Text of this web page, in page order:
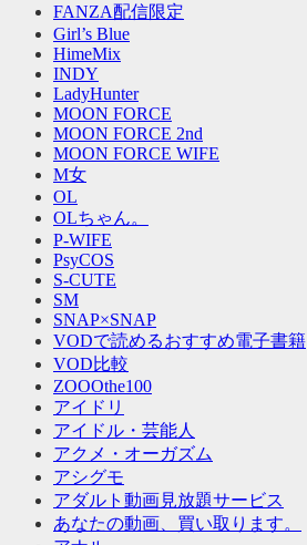
FANZA配信限定
Girl’s Blue
HimeMix
INDY
LadyHunter
MOON FORCE
MOON FORCE 2nd
MOON FORCE WIFE
M女
OL
OLちゃん。
P-WIFE
PsyCOS
S-CUTE
SM
SNAP×SNAP
VODで読めるおすすめ電子書籍
VOD比較
ZOOOthe100
アイドリ
アイドル・芸能人
アクメ・オーガズム
アシグモ
アダルト動画見放題サービス
あなたの動画、買い取ります。